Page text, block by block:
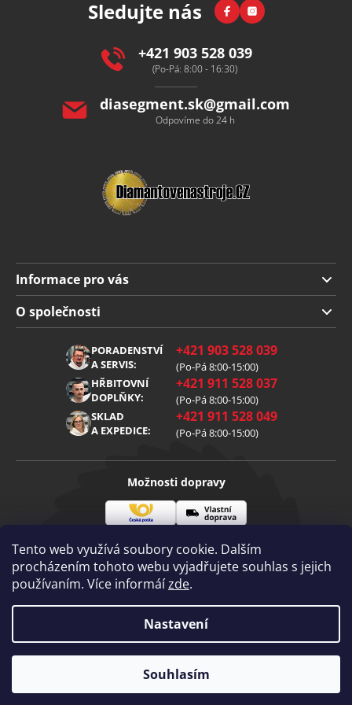
Tento web využívá soubory cookie. Dalším
procházením tohoto webu vyjadřujete souhlas s jejich
používaním. Více informáízde.
Nastavení
Souhlasím
Sledujte nás FacebookInstagram
+421 903 528 039
(Po-Pá: 8:00 - 16:30)
diasegment.sk@gmail.com
Odpovíme do 24 h
Informace pro vás
Doprava a platba
Obchodní podmínky
Reklamace
Zpracování osobních údajů
O společnosti
PORADENSTVÍ
A SERVIS:
+421 903 528 039
(Po-Pá 8:00-15:00)
HŘBITOVNÍ
DOPLŇKY:
+421 911 528 037
(Po-Pá 8:00-15:00)
SKLAD
A EXPEDICE:
+421 911 528 049
(Po-Pá 8:00-15:00)
Možnosti dopravy
pošta
doprava
Visa Mastercard
Vytvořil Shoptet | mime digital
Copyright 2026
Diamantovenastroje.cz. Všechna práva
vyhrazena.